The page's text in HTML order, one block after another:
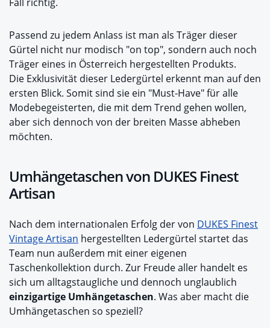
Passend zu jedem Anlass ist man als Träger dieser
Gürtel nicht nur modisch "on top", sondern auch noch
Träger eines in Österreich hergestellten Produkts.
Die Exklusivität dieser Ledergürtel erkennt man auf den
ersten Blick. Somit sind sie ein "Must-Have" für alle
Modebegeisterten, die mit dem Trend gehen wollen,
aber sich dennoch von der breiten Masse abheben
möchten.
Umhängetaschen von DUKES Finest
Artisan
Nach dem internationalen Erfolg der von DUKES Finest
Vintage Artisan hergestellten Ledergürtel startet das
Team nun außerdem mit einer eigenen
Taschenkollektion durch. Zur Freude aller handelt es
sich um alltagstaugliche und dennoch unglaublich
einzigartige Umhängetaschen. Was aber macht die
Umhängetaschen so speziell?